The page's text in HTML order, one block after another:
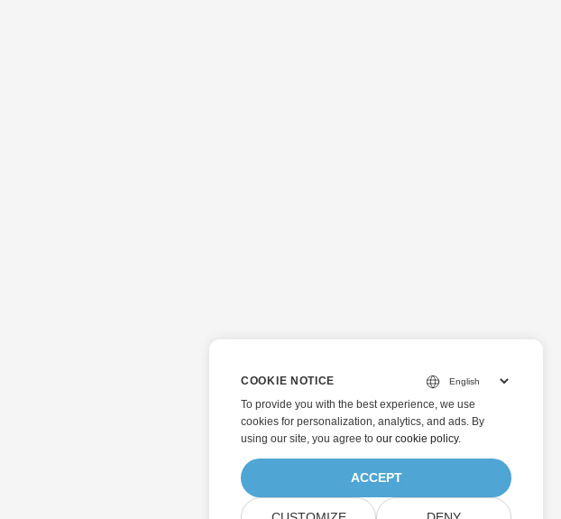
COOKIE NOTICE
To provide you with the best experience, we use
cookies for personalization, analytics, and ads. By
using our site, you agree to our cookie policy.
ACCEPT